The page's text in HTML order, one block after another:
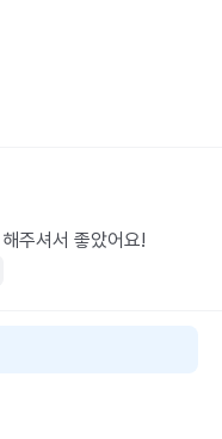
주셔서 좋았어요!